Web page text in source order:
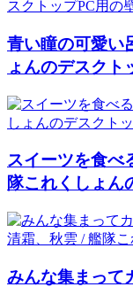
青い瞳の可愛い
ょんのデスクト
スイーツを食べ
隊これくしょん
みんな集まって